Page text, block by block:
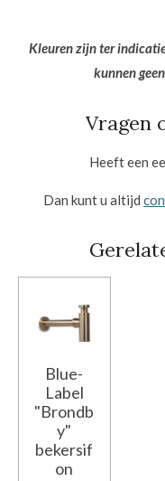
Kleuren zijn ter
kunnen
Vragen
Heeft een
Dan kunt u altijd
Blue-
Label
"Brondb
y"
bekersif
on